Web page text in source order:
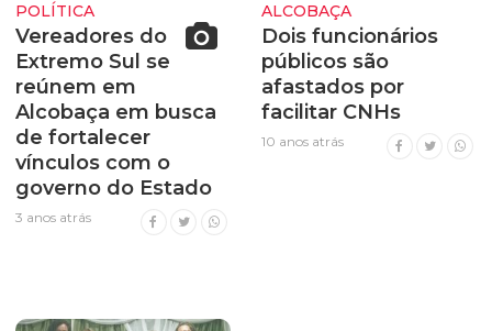
POLÍTICA
Vereadores do
Extremo Sul se
reúnem em
Alcobaça em busca
de fortalecer
vínculos com o
governo do Estado
3 anos atrás
ALCOBAÇA
Dois funcionários
públicos são
afastados por
facilitar CNHs
10 anos atrás